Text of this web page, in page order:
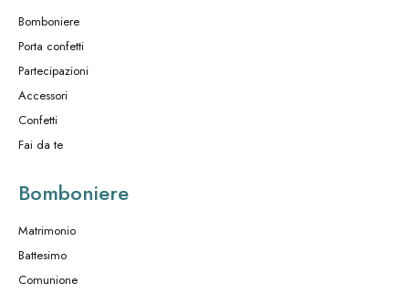
Bomboniere
Porta confetti
Partecipazioni
Accessori
Confetti
Fai da te
Bomboniere
Matrimonio
Battesimo
Comunione